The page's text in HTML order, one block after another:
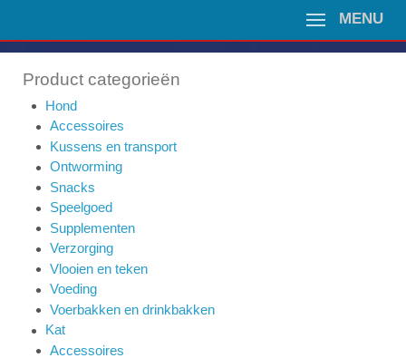
MENU
Product categorieën
Hond
Accessoires
Kussens en transport
Ontworming
Snacks
Speelgoed
Supplementen
Verzorging
Vlooien en teken
Voeding
Voerbakken en drinkbakken
Kat
Accessoires